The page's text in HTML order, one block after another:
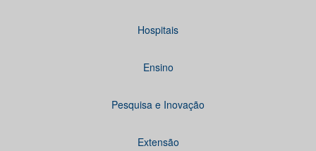
Hospitais
Ensino
Pesquisa e Inovação
Extensão